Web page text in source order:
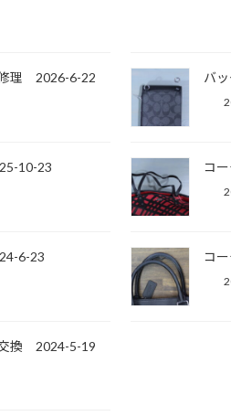
理 2026-6-22 バ
10-23 コ
6-23 コ
交換 2024-5-19